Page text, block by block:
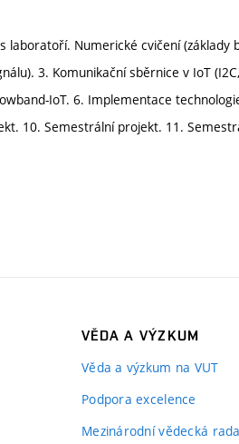
laboratoří. Numerické cvičení
3. Komunikační sběrnice v IoT
IoT. 6. Implementace
10. Semestrální projekt. 11.
VĚDA A VÝZKUM
Věda a výzkum na VUT
Podpora excelence
Mezinárodní vědecká rada